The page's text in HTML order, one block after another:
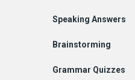
Speaking Answers
Brainstorming
Grammar Quizzes